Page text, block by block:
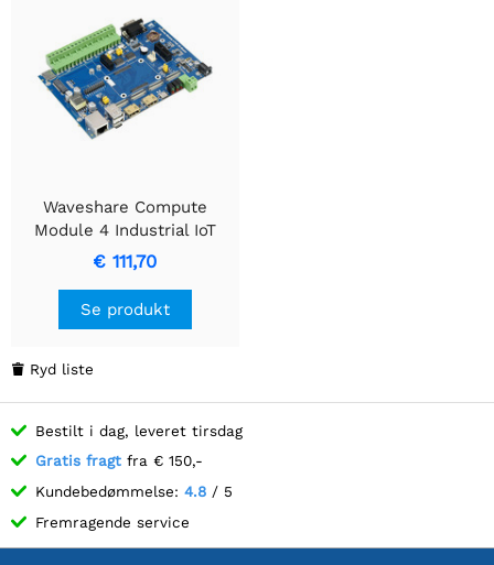
Waveshare Compute
Module 4 Industrial IoT
Base Board, til alle
varianter af CM4
€ 111,70
Se produkt
 Ryd liste
Bestilt i dag, leveret tirsdag
Gratis fragt fra € 150,-
Kundebedømmelse: 4.8 / 5
Fremragende service